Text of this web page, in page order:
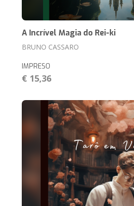
A Incrível Magia do Rei-ki
BRUNO CASSARO
IMPRESO
€ 15,36